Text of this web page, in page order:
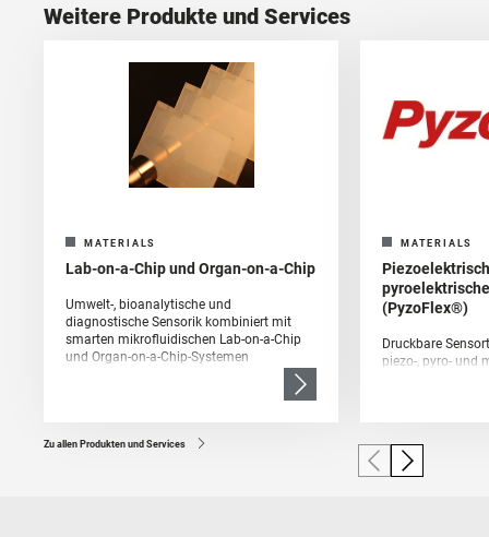
Weitere Produkte und Services
MATERIALS
Lab-on-a-Chip und Organ-on-a-Chip
Umwelt-, bioanalytische und
diagnostische Sensorik kombiniert mit
smarten mikrofluidischen Lab-on-a-Chip
und Organ-on-a-Chip-Systemen
MATERIALS
(PyzoFlex®)
Druckbare
piezo-, pyro- und
Zu allen Produkten und Services